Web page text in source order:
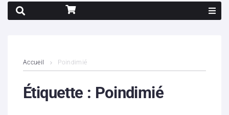
Contenus litigieux
Accueil Poindimié
Étiquette : Poindimié